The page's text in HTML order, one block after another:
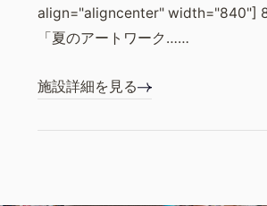
align="aligncenter" width="840"]
「夏のアートワーク……
施設詳細を見る